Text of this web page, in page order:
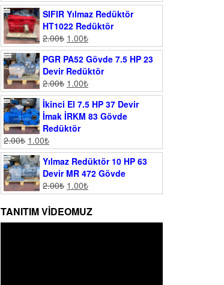
SIFIR Yılmaz Redüktör
HT1022 Redüktör
2.00₺ 1.00₺
PGR PA52 Gövde 7.5 HP 23
Devir Redüktör
2.00₺ 1.00₺
İkinci El 7.5 HP 37 Devir
İmak İRKM 83 Gövde
Redüktör
2.00₺ 1.00₺
Yılmaz Redüktör 10 HP 63
Devir MR 472 Gövde
2.00₺ 1.00₺
TANITIM VIDEOMUZ